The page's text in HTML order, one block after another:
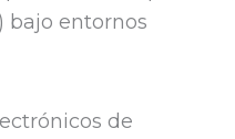
bajo entornos
de